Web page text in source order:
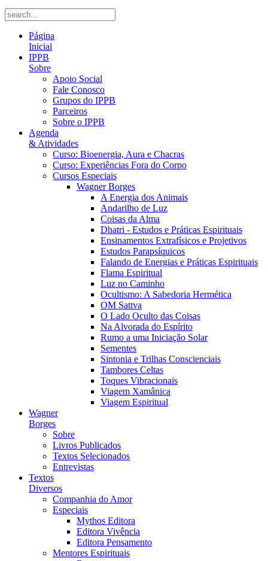
Página
Inicial
IPPB
Sobre
Apoio Social
Fale Conosco
Grupos do IPPB
Parceiros
Sobre o IPPB
Agenda
& Atividades
Curso: Bioenergia, Aura e Chacras
Curso: Experiências Fora do Corpo
Cursos Especiais
Wagner Borges
A Energia dos Animais
Andarilho de Luz
Coisas da Alma
Dhatri - Estudos e Práticas Espirituais
Ensinamentos Extrafísicos e Projetivos
Estudos Parapsíquicos
Falando de Energias e Práticas Espirituais
Flama Espiritual
Luz no Caminho
Ocultismo: A Sabedoria Hermética
OM Sattva
O Lado Oculto das Coisas
Na Alvorada do Espírito
Rumo a uma Iniciação Solar
Sementes
Sintonia e Trilhas Conscienciais
Tambores Celtas
Toques Vibracionais
Viagem Xamânica
Viagem Espiritual
Wagner
Borges
Sobre
Livros Publicados
Textos Selecionados
Entrevistas
Textos
Diversos
Companhia do Amor
Especiais
Mythos Editora
Editora Vivência
Editora Pensamento
Mentores Espirituais